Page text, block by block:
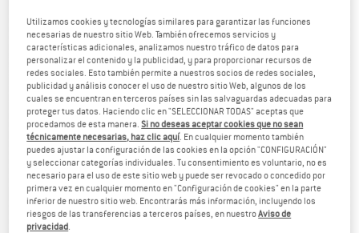
Utilizamos cookies y tecnologías similares para garantizar las funciones
necesarias de nuestro sitio Web. También ofrecemos servicios y
características adicionales, analizamos nuestro tráfico de datos para
personalizar el contenido y la publicidad, y para proporcionar recursos de
redes sociales. Esto también permite a nuestros socios de redes sociales,
publicidad y análisis conocer el uso de nuestro sitio Web, algunos de los
cuales se encuentran en terceros países sin las salvaguardas adecuadas para
proteger tus datos. Haciendo clic en "SELECCIONAR TODAS" aceptas que
procedamos de esta manera.Si no deseas aceptar cookies que no sean
técnicamente necesarias, haz clic aquí. En cualquier momento también
puedes ajustar la configuración de las cookies en la opción "CONFIGURACIÓN"
y seleccionar categorías individuales. Tu consentimiento es voluntario, no es
necesario para el uso de este sitio web y puede ser revocado o concedido por
primera vez en cualquier momento en "Configuración de cookies" en la parte
inferior de nuestro sitio web. Encontrarás más información, incluyendo los
riesgos de las transferencias a terceros países, en nuestroAviso de
privacidad.